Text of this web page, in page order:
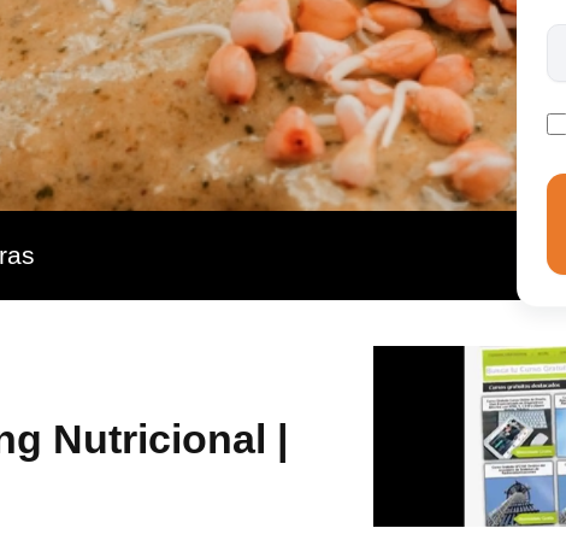
relación con la comida, garantizando una mejora en el
universitaria obtienes el sello profesional de la
con el que potenciar tu formación.
Nutricional |